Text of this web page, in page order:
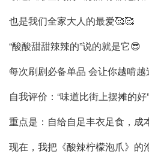
也是我们全家大人的最爱🥰🥰
“酸酸甜甜辣辣的”说的就是它😎
每次刷剧必备单品 会让你越啃
自我评价：“味道比街上摆摊的
重点是：自给自足丰衣足食，成
现在，我把《酸辣柠檬泡爪》的